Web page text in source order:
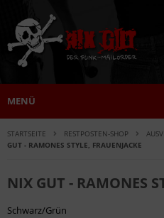
MENÜ
STARTSEITE RESTPOSTEN-SHOP
GUT - RAMONES STYLE, FRAUENJACKE
NIX GUT - RAMONES
Schwarz/Grün